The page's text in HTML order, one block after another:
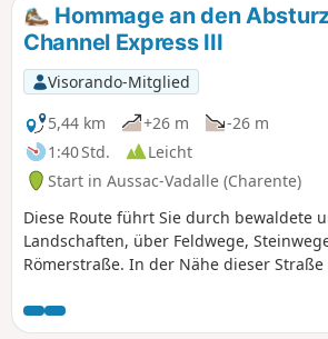
Hommage an den
Channel Express III
Visorando-Mitglied
5,44 km
+26 m
-26 m
1:40 Std.
Leicht
Start in Aussac-Vadalle (Charente)
Diese Route führt Sie durch bewaldete
Landschaften, über Feldwege,
Römerstraße. In der Nähe dieser Straße
einem Ort namens Fond Péron ab. Zur
dieses Ereignis wurde am Rande der